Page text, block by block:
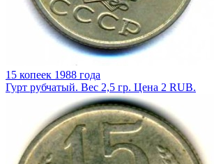
15 копеек 1988 года
Гурт рубчатый. Вес 2,5 гр. Цена 2 RUB.